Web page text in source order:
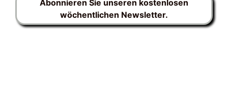
Abonnieren Sie unseren kostenlosen
wöchentlichen Newsletter.